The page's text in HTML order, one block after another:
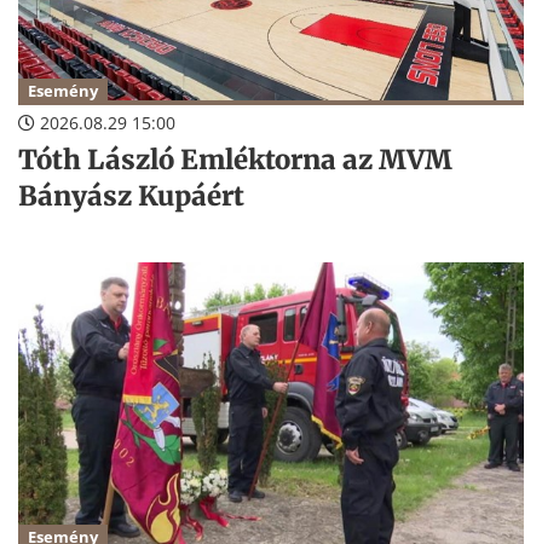
Esemény
2026.08.29 15:00
Tóth László Emléktorna az MVM
Bányász Kupáért
Esemény